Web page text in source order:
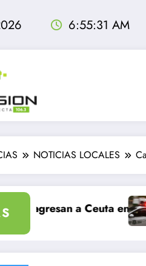
6:55:32 AM
NOTICIAS LOCALES
Ceuta en un día: al